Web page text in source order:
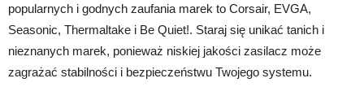
popularnych i godnych zaufania marek to Corsair, EVGA,
Seasonic, Thermaltake i Be Quiet!. Staraj się unikać tanich i
nieznanych marek, ponieważ niskiej jakości zasilacz może
zagrażać stabilności i bezpieczeństwu Twojego systemu.